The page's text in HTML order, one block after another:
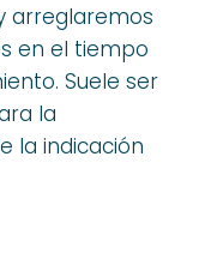
arreglaremos
en el tiempo
Suele ser
la
la indicación